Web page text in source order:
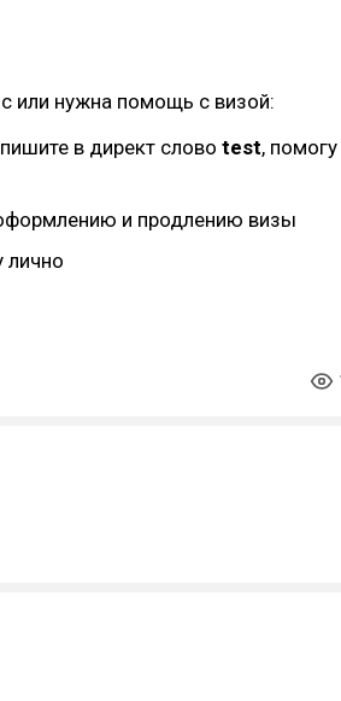
или нужна помощь с визой:
в директ слово test, помогу
и продлению визы
лично